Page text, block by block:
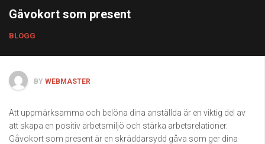
Gåvokort som present
BLOGG
BY WEBMASTER
Att uppmärksamma och belöna dina anställda är en viktig del av
att skapa en positiv arbetsmiljö och stärka arbetsrelationer.
Gåvokort som present är en skräddarsydd gåva som ger dina